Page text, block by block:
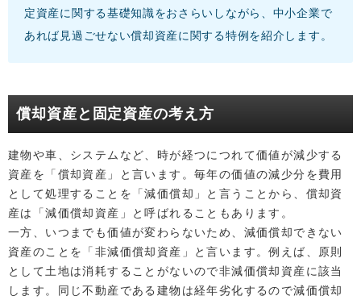
定資産に関する基礎知識をおさらいしながら、中小企業で
あれば見過ごせない償却資産に関する特例を紹介します。
償却資産と固定資産の考え方
建物や車、システムなど、時が経つにつれて価値が減少する
資産を「償却資産」と言います。毎年の価値の減少分を費用
として処理することを「減価償却」と言うことから、償却資
産は「減価償却資産」と呼ばれることもあります。
一方、いつまでも価値が変わらないため、減価償却できない
資産のことを「非減価償却資産」と言います。例えば、原則
として土地は消耗することがないので非減価償却資産に該当
します。同じ不動産である建物は経年劣化するので減価償却